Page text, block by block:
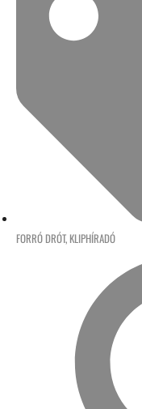
FORRÓ DRÓT, KLIPHÍRADÓ